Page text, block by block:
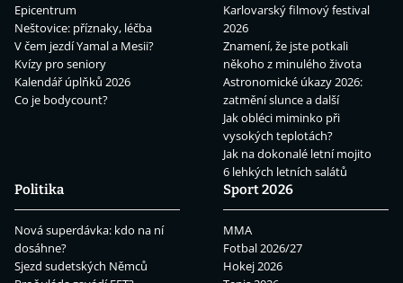
Epicentrum
Neštovice: příznaky, léčba
V čem jezdí Yamal a Mesii?
Kvízy pro seniory
Kalendář úplňků 2026
Co je bodycount?
Karlovarský filmový festival
2026
Znamení, že jste potkali
někoho z minulého života
Astronomické úkazy 2026:
zatmění slunce a další
Jak obléci miminko při
vysokých teplotách?
Jak na dokonalé letní mojito
6 lehkých letních salátů
Politika
Nová superdávka: kdo na ní
dosáhne?
Sjezd sudetských Němců
Sport 2026
MMA
Fotbal 2026/27
Hokej 2026